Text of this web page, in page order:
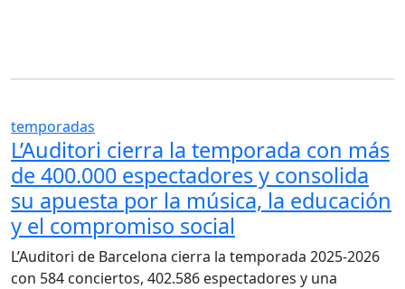
temporadas
L’Auditori cierra la temporada con más
de 400.000 espectadores y consolida
su apuesta por la música, la educación
y el compromiso social
L’Auditori de Barcelona cierra la temporada 2025-2026
con 584 conciertos, 402.586 espectadores y una